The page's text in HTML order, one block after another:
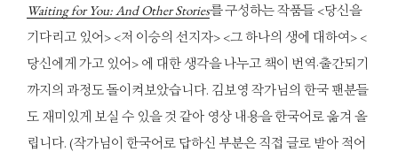
Waiting for You: And Other Stories를 구성하는 작품들 <당신을
기다리고 있어> <저 이승의 선지자> <그 하나의 생에 대하여> <
당신에게 가고 있어> 에 대한 생각을 나누고 책이 번역·출간되기
까지의 과정도 돌이켜보았습니다. 김보영 작가님의 한국 팬분들
도 재미있게 보실 수 있을 것 같아 영상 내용을 한국어로 옮겨 올
립니다. (작가님이 한국어로 답하신 부분은 직접 글로 받아 적어